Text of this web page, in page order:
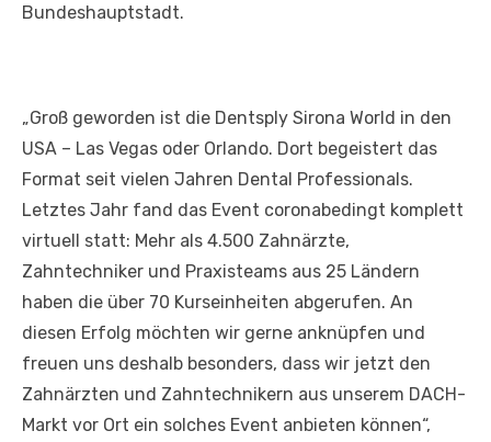
Bundeshauptstadt.
„Groß geworden ist die Dentsply Sirona World in den
USA – Las Vegas oder Orlando. Dort begeistert das
Format seit vielen Jahren Dental Professionals.
Letztes Jahr fand das Event coronabedingt komplett
virtuell statt: Mehr als 4.500 Zahnärzte,
Zahntechniker und Praxisteams aus 25 Ländern
haben die über 70 Kurseinheiten abgerufen. An
diesen Erfolg möchten wir gerne anknüpfen und
freuen uns deshalb besonders, dass wir jetzt den
Zahnärzten und Zahntechnikern aus unserem DACH-
Markt vor Ort ein solches Event anbieten können“,